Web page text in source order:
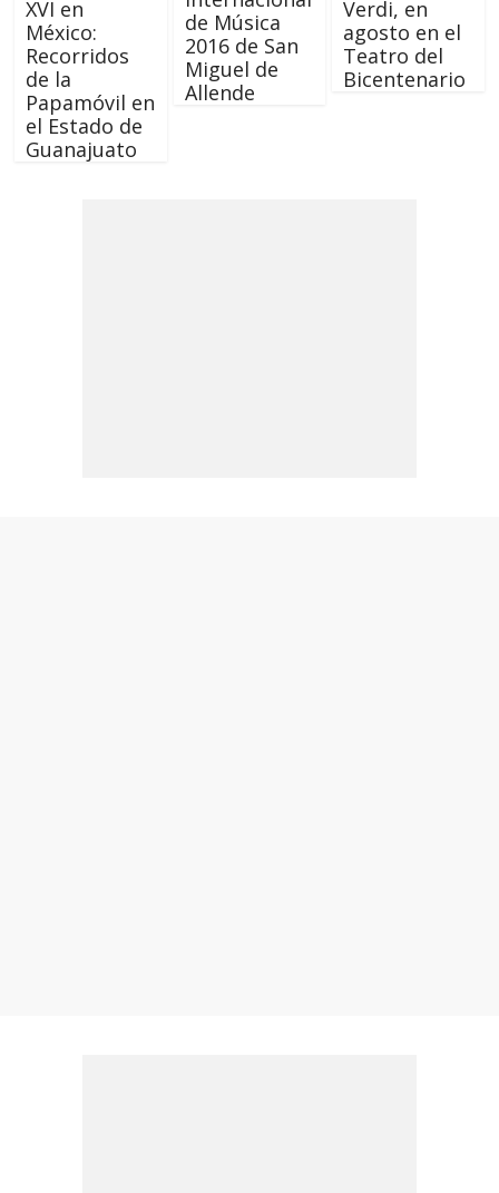
XVI en
México:
Recorridos
de la
Papamóvil en
el Estado de
Guanajuato
de Música
2016 de San
Miguel de
Allende
Verdi, en
agosto en el
Teatro del
Bicentenario